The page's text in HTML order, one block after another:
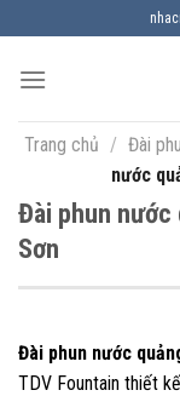
đến
Trang chủ / Đài
nước
Đài phun nước
Sơn
Đài phun nước
TDV Fountain thiết